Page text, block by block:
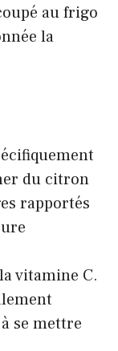
au frigo
la
du citron
rapportés
vitamine C.
se mettre